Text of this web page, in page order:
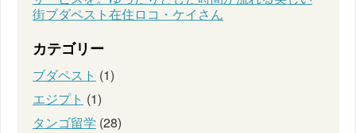
街ブダペスト在住ロコ・ケイさん
カテゴリー
ブダペスト (1)
エジプト (1)
タンゴ留学 (28)